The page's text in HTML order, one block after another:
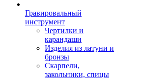
Гравировальный
инструмент
Чертилки и
карандаши
Изделия из латуни и
бронзы
Скарпели,
закольники, спицы